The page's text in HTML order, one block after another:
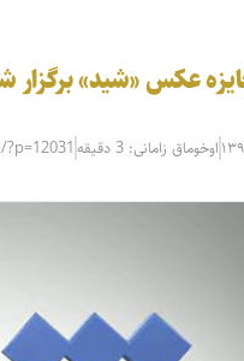
عکس «شید»
اوخوماق زامانی: 3 دقیقه